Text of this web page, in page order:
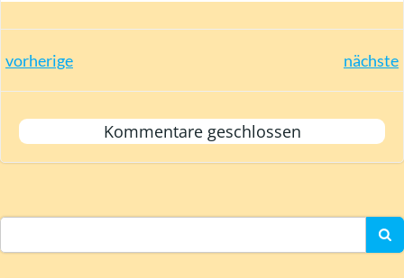
Post
navigation
vorherige
navigation
nächste
Kommentare geschlossen
for: